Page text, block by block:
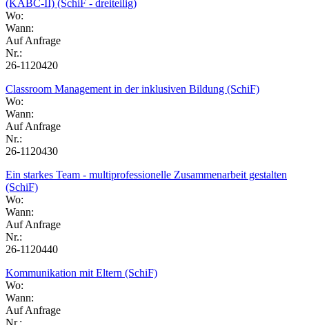
(KABC-II) (SchiF - dreiteilig)
Wo:
Wann:
Auf Anfrage
Nr.:
26-1120420
Classroom Management in der inklusiven Bildung (SchiF)
Wo:
Wann:
Auf Anfrage
Nr.:
26-1120430
Ein starkes Team - multiprofessionelle Zusammenarbeit gestalten
(SchiF)
Wo:
Wann:
Auf Anfrage
Nr.:
26-1120440
Kommunikation mit Eltern (SchiF)
Wo:
Wann:
Auf Anfrage
Nr.: